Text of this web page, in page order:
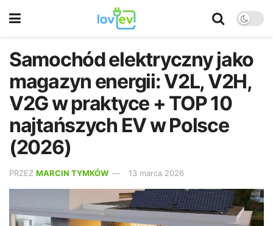
Samochód elektryczny jako
magazyn energii: V2L, V2H,
V2G w praktyce + TOP 10
najtańszych EV w Polsce
(2026)
PRZEZ MARCIN TYMKÓW 13 marca 2026